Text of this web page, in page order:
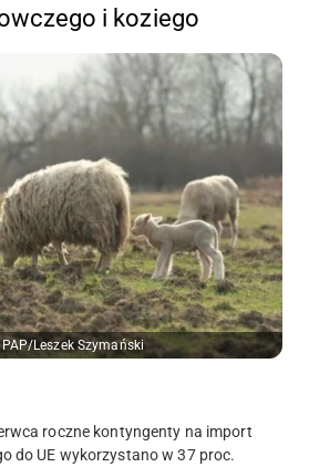
i koziego
Leszek Szymański
roczne kontyngenty na import
do UE wykorzystano w 37 proc.